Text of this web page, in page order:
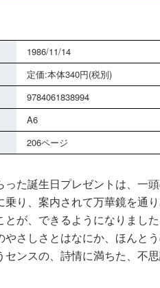
1986/11/14
定価:本体340円(税別)
9784061838994
A6
206ページ
た誕生日プレゼントは、一
乗り、案内されて万華鏡を通
が、できるようになりまし
さしさとはなにか、ほんと
ンスの、詩情に満ちた、不
さん！？ ６年１
組 黒魔女さんが
る！！（１８）